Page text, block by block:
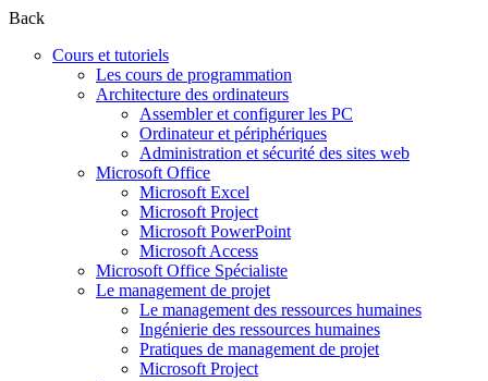
Back
Cours et tutoriels
Les cours de programmation
Architecture des ordinateurs
Assembler et configurer les PC
Ordinateur et périphériques
Administration et sécurité des sites web
Microsoft Office
Microsoft Excel
Microsoft Project
Microsoft PowerPoint
Microsoft Access
Microsoft Office Spécialiste
Le management de projet
Le management des ressources humaines
Ingénierie des ressources humaines
Pratiques de management de projet
Microsoft Project